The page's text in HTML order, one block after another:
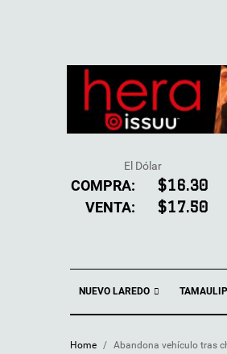
El Dólar
COMPRA: $16.30
VENTA: $17.50
NUEVO LAREDO
Home / Abandona vehículo tras